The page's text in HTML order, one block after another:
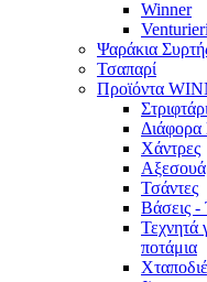
Winner
Venturieri
Ψαράκια
Τσαπαρί
Προϊόντα
Διάφορα
Χάντρες
Τσάντες
Βάσεις -
Τεχνητά
ποτάμια